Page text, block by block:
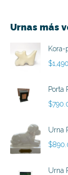
Urnas más
Kora-
$
Porta
$
Urna
$
Urna